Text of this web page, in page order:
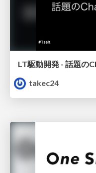
LT駆動開発 - 話題の
takec24